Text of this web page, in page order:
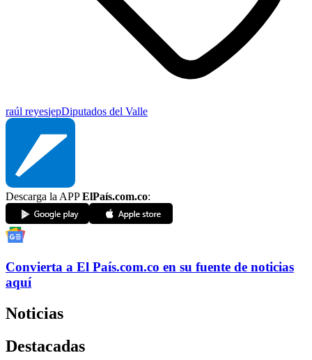
raúl reyesjepDiputados del Valle
Descarga la APPElPaís.com.co:
Convierta a El País.com.co en su fuente de noticias
aquí
Noticias
Destacadas